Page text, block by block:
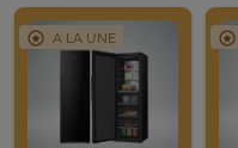
A LA UNE